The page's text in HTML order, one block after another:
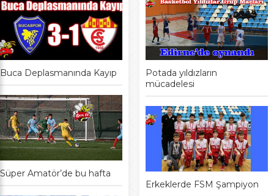
Buca Deplasmanında Kayıp
Süper Amatör’de bu hafta
Potada yıldızların
mücadelesi
Erkeklerde FSM Şampiyon